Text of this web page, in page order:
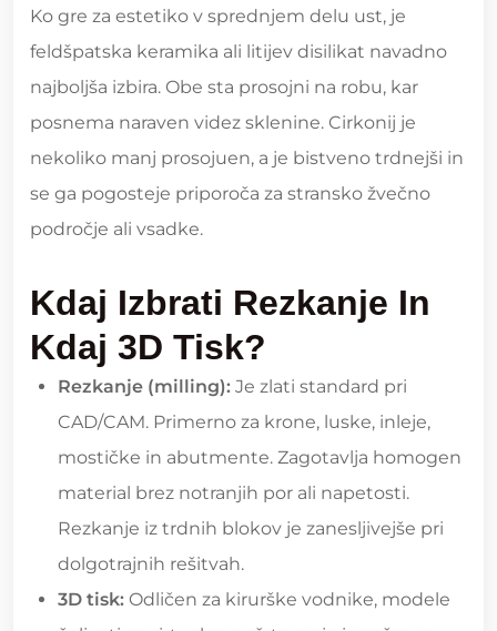
Ko gre za estetiko v sprednjem delu ust, je
feldšpatska keramika ali litijev disilikat navadno
najboljša izbira. Obe sta prosojni na robu, kar
posnema naraven videz sklenine. Cirkonij je
nekoliko manj prosojuen, a je bistveno trdnejši in
se ga pogosteje priporoča za stransko žvečno
področje ali vsadke.
Kdaj Izbrati Rezkanje In
Kdaj 3D Tisk?
Rezkanje (milling): Je zlati standard pri
CAD/CAM. Primerno za krone, luske, inleje,
mostičke in abutmente. Zagotavlja homogen
material brez notranjih por ali napetosti.
Rezkanje iz trdnih blokov je zanesljivejše pri
dolgotrajnih rešitvah.
3D tisk: Odličen za kirurške vodnike, modele